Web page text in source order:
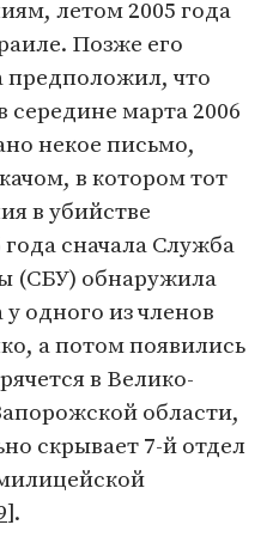
летом 2005 года
Позже его
предположил, что
середине марта 2006
некое письмо,
в котором тот
в убийстве
сначала Служба
(СБУ) обнаружила
одного из членов
а потом появились
в Велико-
области,
скрывает 7-й отдел
].